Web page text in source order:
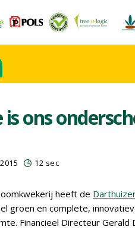
ons
12 sec
heeft de
groen en complete,
Financieel Directeur Gerald